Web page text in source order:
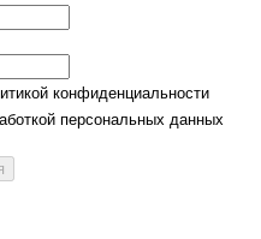
конфиденциальности
персональных данных